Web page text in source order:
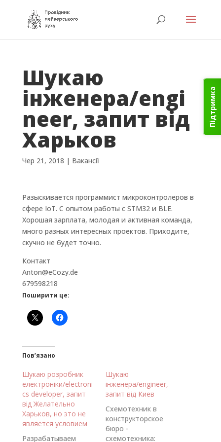
Підтримка
Шукаю
інженера/engi
neer, запит від
Харьков
Чер 21, 2018 | Вакансії
Разыскивается программист микроконтролеров в
сфере IoT. С опытом работы с STM32 и BLE.
Хорошая зарплата, молодая и активная команда,
много разных интересных проектов. Приходите,
скучно не будет точно.
Контакт
Anton@eCozy.de
679598218
Поширити це:
Пов’язано
Шукаю розробник
електроніки/electroni
cs developer, запит
від Желательно
Харьков, но это не
является условием
Разрабатываем
Шукаю
інженера/engineer,
запит від Киев
Схемотехник в
конструкторское
бюро -
схемотехника: